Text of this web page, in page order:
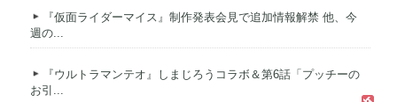
『仮面ライダーマイス』制作発表会見で追加情報解禁 他、今
週の...
『ウルトラマンテオ』しまじろうコラボ＆第6話「プッチーの
お引...